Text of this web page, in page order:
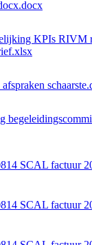
KPIs RIVM
SCAL factuur
SCAL factuur